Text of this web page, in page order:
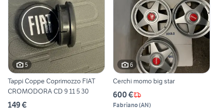
5
Tappi Coppe Coprimozzo FIAT
CROMODORA CD 9 11 5 30
149 €
6
Cerchi momo big star
600 €
Fabriano(AN)